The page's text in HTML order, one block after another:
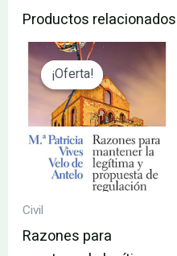
Productos relacionados
¡Oferta!
¡Oferta!
Civil
Razones para
El
precio
original
era:
78.00€.
El
precio
actual
es:
74.10€.